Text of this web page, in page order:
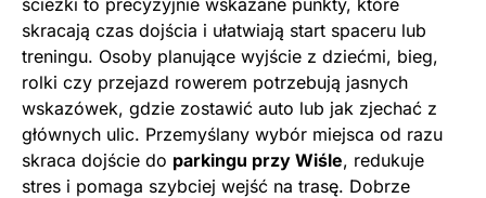
skracają czas dojścia i ułatwiają start spaceru lub
treningu. Osoby planujące wyjście z dziećmi, bieg,
rolki czy przejazd rowerem potrzebują jasnych
wskazówek, gdzie zostawić auto lub jak zjechać z
głównych ulic. Przemyślany wybór miejsca od razu
skraca dojście do parkingu przy Wiśle, redukuje
stres i pomaga szybciej wejść na trasę. Dobrze